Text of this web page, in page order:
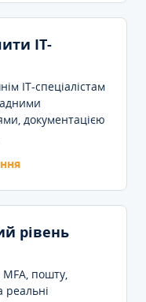
IT-
IT-спеціалістам
документацією
рівень
пошту,
реальні